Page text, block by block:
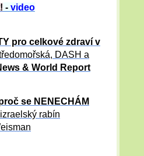
- video
pro celkové zdraví v
DASH a
& World Report
se NENECHÁM
rabín